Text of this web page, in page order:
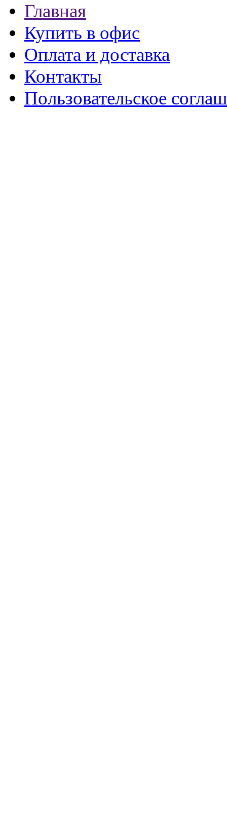
Главная
Купить в офис
Оплата и доставка
Контакты
Пользовательское